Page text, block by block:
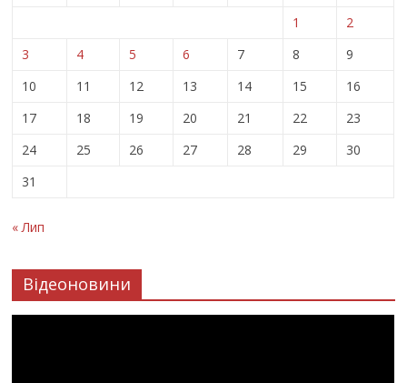
1
2
3
4 5 6 7 8
9
10
11 12 13 14 15
16
17
18 19 20 21 22
23
24
25 26 27 28 29
30
31
« Лип
Відеоновини